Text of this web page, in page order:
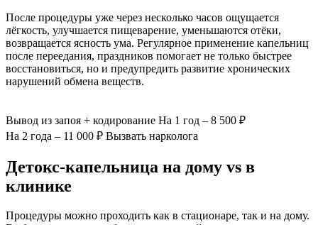
После процедуры уже через несколько часов ощущается
лёгкость, улучшается пищеварение, уменьшаются отёки,
возвращается ясность ума. Регулярное применение капельниц
после переедания, праздников помогает не только быстрее
восстановиться, но и предупредить развитие хронических
нарушений обмена веществ.
Вывод из запоя + кодирование На 1 год – 8 500 ₽
На 2 года – 11 000 ₽ Вызвать нарколога
Детокс-капельница на дому vs в
клинике
Процедуры можно проходить как в стационаре, так и на дому.